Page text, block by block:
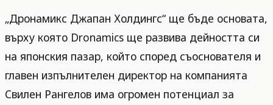
„Дронамикс Джапан Холдингс“ ще бъде основата,
върху която Dronamics ще развива дейността си
на японския пазар, който според съоснователя и
главен изпълнителен директор на компанията
Свилен Рангелов има огромен потенциал за